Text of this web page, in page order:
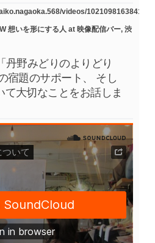
videos/
想いを形にする人 at 映像配信バー, 渋
丹野みどりのよりどり
宿題のサポート、 そし
大切なことをお話しま